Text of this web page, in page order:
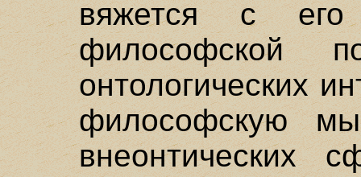
вяжется с его
философской
онтологических
философскую
внеонтических